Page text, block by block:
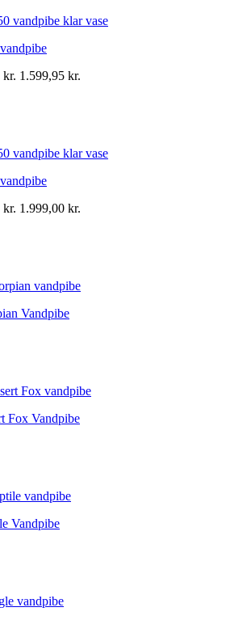
kr. 1.599,95 kr.
kr. 1.999,00 kr.
Vandpibe
Fox Vandpibe
Vandpibe